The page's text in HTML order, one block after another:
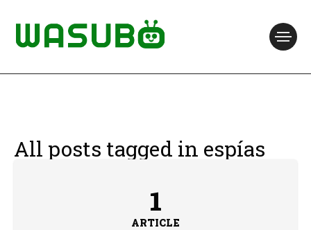
All posts tagged in espías
1
ARTICLE